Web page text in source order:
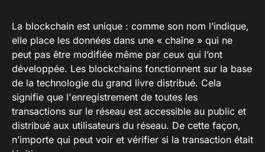
La blockchain est unique : comme son nom l’indique,
elle place les données dans une « chaîne » qui ne
peut pas être modifiée même par ceux qui l’ont
développée. Les blockchains fonctionnent sur la base
de la technologie du grand livre distribué. Cela
signifie que l'enregistrement de toutes les
transactions sur le réseau est accessible au public et
distribué aux utilisateurs du réseau. De cette façon,
n’importe qui peut voir et vérifier si la transaction était